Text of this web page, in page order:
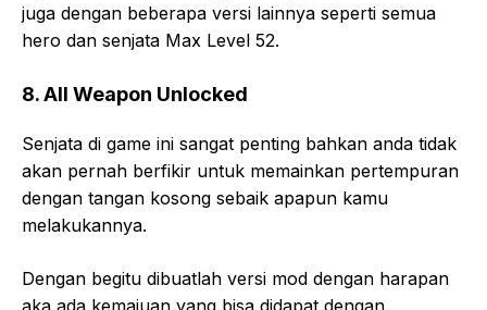
juga dengan beberapa versi lainnya seperti semua
hero dan senjata Max Level 52.
8. All Weapon Unlocked
Senjata di game ini sangat penting bahkan anda tidak
akan pernah berfikir untuk memainkan pertempuran
dengan tangan kosong sebaik apapun kamu
melakukannya.
Dengan begitu dibuatlah versi mod dengan harapan
aka ada kemajuan yang bisa didapat dengan